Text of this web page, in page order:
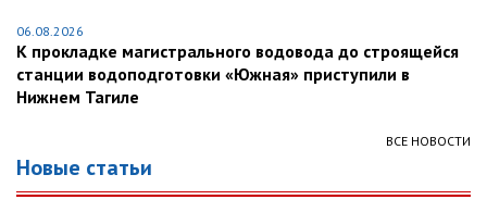
06.08.2026
К прокладке магистрального водовода до строящейся
станции водоподготовки «Южная» приступили в
Нижнем Тагиле
ВСЕ НОВОСТИ
Новые статьи